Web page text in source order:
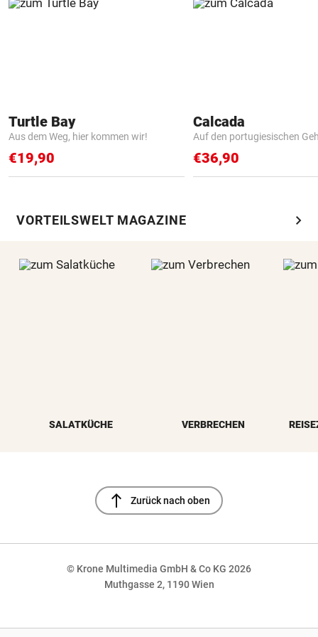
Turtle Bay
Aus dem Weg, hier kommen wir!
€19,90
Calcada
Auf den portugiesischen
€36,90
VORTEILSWELT MAGAZINE chevron_right
SALATKÜCHE VERBRECHEN
north Zurück nach oben
© Krone Multimedia GmbH & Co KG 2026
Muthgasse 2, 1190 Wien
NaN%